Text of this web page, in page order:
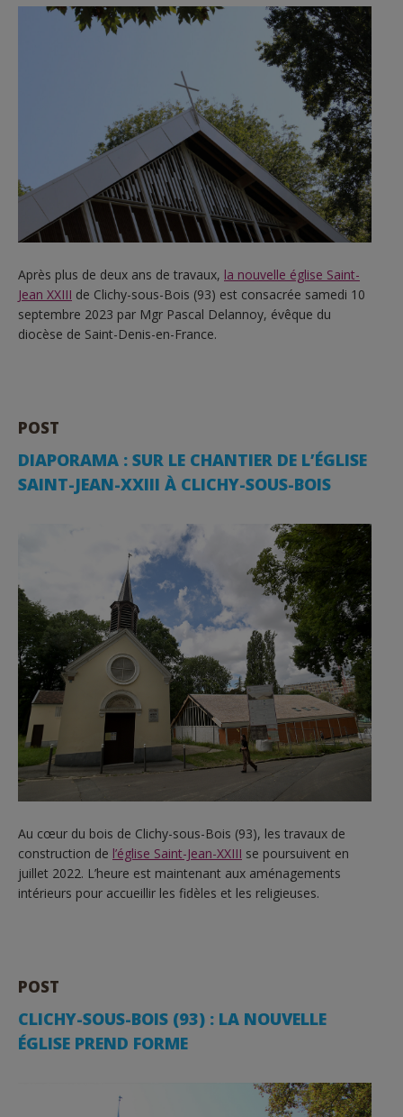
Après plus de deux ans de travaux, la nouvelle église Saint-
Jean XXIII de Clichy-sous-Bois (93) est consacrée samedi 10
septembre 2023 par Mgr Pascal Delannoy, évêque du
diocèse de Saint-Denis-en-France.
POST
DIAPORAMA : SUR LE CHANTIER DE L’ÉGLISE
SAINT-JEAN-XXIII À CLICHY-SOUS-BOIS
Au cœur du bois de Clichy-sous-Bois (93), les travaux de
construction de l’église Saint-Jean-XXIII se poursuivent en
juillet 2022. L’heure est maintenant aux aménagements
intérieurs pour accueillir les fidèles et les religieuses.
POST
CLICHY-SOUS-BOIS (93) : LA NOUVELLE
ÉGLISE PREND FORME